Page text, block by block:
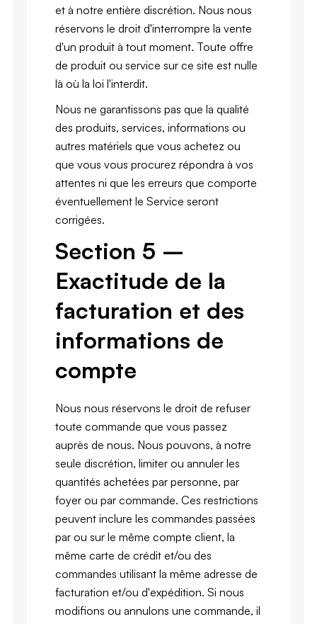
et à notre entière discrétion. Nous nous
réservons le droit d'interrompre la vente
d'un produit à tout moment. Toute offre
de produit ou service sur ce site est nulle
là où la loi l'interdit.
Nous ne garantissons pas que la qualité
des produits, services, informations ou
autres matériels que vous achetez ou
que vous vous procurez répondra à vos
attentes ni que les erreurs que comporte
éventuellement le Service seront
corrigées.
Section 5 –
Exactitude de la
facturation et des
informations de
compte
Nous nous réservons le droit de refuser
toute commande que vous passez
auprès de nous. Nous pouvons, à notre
seule discrétion, limiter ou annuler les
quantités achetées par personne, par
foyer ou par commande. Ces restrictions
peuvent inclure les commandes passées
par ou sur le même compte client, la
même carte de crédit et/ou des
commandes utilisant la même adresse de
facturation et/ou d'expédition. Si nous
modifions ou annulons une commande, il